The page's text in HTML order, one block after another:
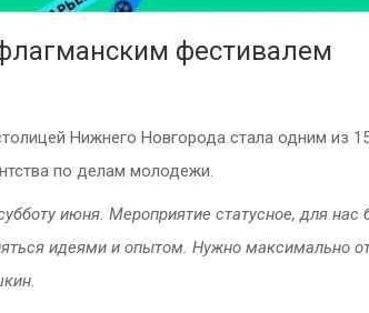
фестивалем
Нижнего Новгорода стала одним из
по делам молодежи.
июня. Мероприятие статусное, для нас
идеями и опытом. Нужно максимально